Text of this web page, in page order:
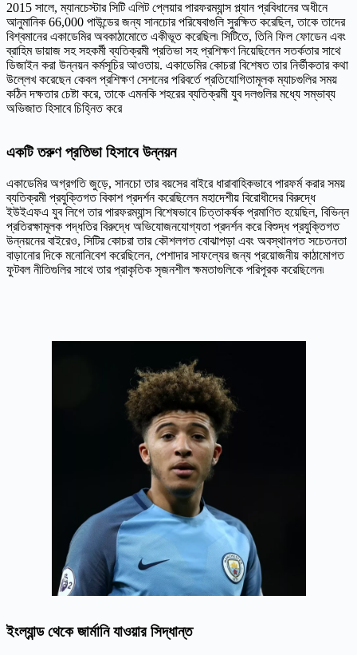
2015 সালে, ম্যানচেস্টার সিটি এলিট প্লেয়ার পারফরম্যান্স প্ল্যান প্রবিধানের অধীনে
আনুমানিক 66,000 পাউন্ডের জন্য সানচোর পরিষেবাগুলি সুরক্ষিত করেছিল, তাকে তাদের
বিশ্বমানের একাডেমির অবকাঠামোতে একীভূত করেছিল৷ সিটিতে, তিনি ফিল ফোডেন এবং
ব্রাহিম ডায়াজ সহ সহকর্মী ব্যতিক্রমী প্রতিভা সহ প্রশিক্ষণ নিয়েছিলেন সতর্কতার সাথে
ডিজাইন করা উন্নয়ন কর্মসূচির আওতায়. একাডেমির কোচরা বিশেষত তার নির্ভীকতার কথা
উল্লেখ করেছেন কেবল প্রশিক্ষণ সেশনের পরিবর্তে প্রতিযোগিতামূলক ম্যাচগুলির সময়
কঠিন দক্ষতার চেষ্টা করে, তাকে এমনকি শহরের ব্যতিক্রমী যুব দলগুলির মধ্যে সম্ভাব্য
অভিজাত হিসাবে চিহ্নিত করে
একটি তরুণ প্রতিভা হিসাবে উন্নয়ন
একাডেমির অগ্রগতি জুড়ে, সানচো তার বয়সের বাইরে ধারাবাহিকভাবে পারফর্ম করার সময়
ব্যতিক্রমী প্রযুক্তিগত বিকাশ প্রদর্শন করেছিলেন মহাদেশীয় বিরোধীদের বিরুদ্ধে
ইউইএফএ যুব লিগে তার পারফরম্যান্স বিশেষভাবে চিত্তাকর্ষক প্রমাণিত হয়েছিল, বিভিন্ন
প্রতিরক্ষামূলক পদ্ধতির বিরুদ্ধে অভিযোজনযোগ্যতা প্রদর্শন করে বিশুদ্ধ প্রযুক্তিগত
উন্নয়নের বাইরেও, সিটির কোচরা তার কৌশলগত বোঝাপড়া এবং অবস্থানগত সচেতনতা
বাড়ানোর দিকে মনোনিবেশ করেছিলেন, পেশাদার সাফল্যের জন্য প্রয়োজনীয় কাঠামোগত
ফুটবল নীতিগুলির সাথে তার প্রাকৃতিক সৃজনশীল ক্ষমতাগুলিকে পরিপূরক করেছিলেন৷
ইংল্যান্ড থেকে জার্মানি যাওয়ার সিদ্ধান্ত